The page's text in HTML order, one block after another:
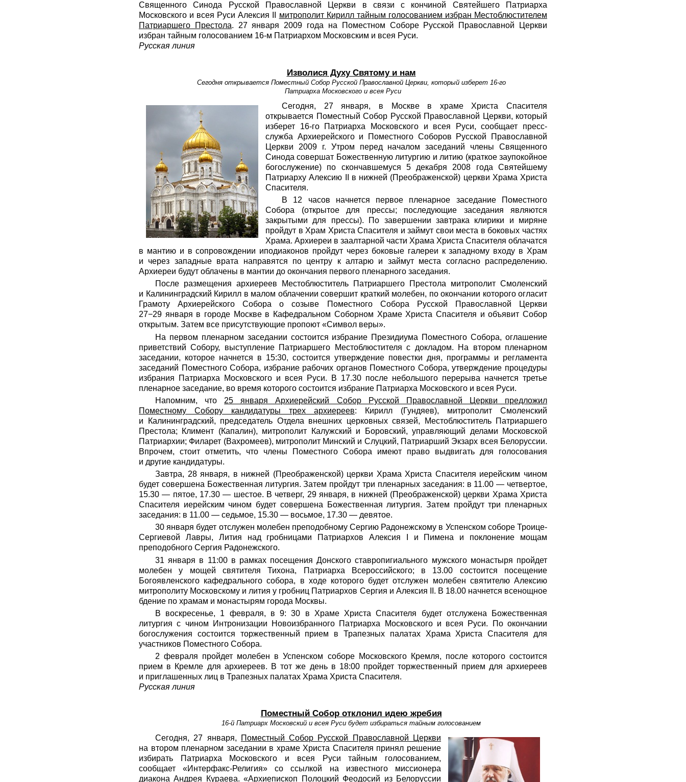
Священного Синода Русской Православной Церкви в связи с кончиной Святейшего Патриарха
Московского и всея Руси Алексия II митрополит Кирилл тайным голосованием избран Местоблюстителем
Патриаршего Престола. 27 января 2009 года на Поместном Соборе Русской Православной Церкви
избран тайным голосованием 16-м Патриархом Московским и всея Руси.
Русская линия
Изволися Духу Святому и нам
Сегодня открывается Поместный Собор Русской Православной Церкви, который изберет 16-го
Патриарха Московского и всея Руси
Сегодня, 27 января, в Москве в храме Христа Спасителя
открывается Поместный Собор Русской Православной Церкви, который
изберет 16-го Патриарха Московского и всея Руси, сообщает пресс-
служба Архиерейского и Поместного Соборов Русской Православной
Церкви 2009 г. Утром перед началом заседаний члены Священного
Синода совершат Божественную литургию и литию (краткое заупокойное
богослужение) по скончавшемуся 5 декабря 2008 года Святейшему
Патриарху Алексию II в нижней (Преображенской) церкви Храма Христа
Спасителя.
В 12 часов начнется первое пленарное заседание Поместного
Собора (открытое для прессы; последующие заседания являются
закрытыми для прессы). По завершении завтрака клирики и миряне
пройдут в Храм Христа Спасителя и займут свои места в боковых частях
Храма. Архиереи в заалтарной части Храма Христа Спасителя облачатся
в мантию и в сопровождении иподиаконов пройдут через боковые галереи к западному входу в Храм
и через западные врата направятся по центру к алтарю и займут места согласно распределению.
Архиереи будут облачены в мантии до окончания первого пленарного заседания.
После размещения архиереев Местоблюститель Патриаршего Престола митрополит Смоленский
и Калининградский Кирилл в малом облачении совершит краткий молебен, по окончании которого огласит
Грамоту Архиерейского Собора о созыве Поместного Собора Русской Православной Церкви
27−29 января в городе Москве в Кафедральном Соборном Храме Христа Спасителя и объявит Собор
открытым. Затем все присутствующие пропоют «Символ веры».
На первом пленарном заседании состоится избрание Президиума Поместного Собора, оглашение
приветствий Собору, выступление Патриаршего Местоблюстителя с докладом. На втором пленарном
заседании, которое начнется в 15:30, состоится утверждение повестки дня, программы и регламента
заседаний Поместного Собора, избрание рабочих органов Поместного Собора, утверждение процедуры
избрания Патриарха Московского и всея Руси. В 17.30 после небольшого перерыва начнется третье
пленарное заседание, во время которого состоится избрание Патриарха Московского и всея Руси.
Напомним, что 25 января Архиерейский Собор Русской Православной Церкви предложил
Поместному Собору кандидатуры трех архиереев: Кирилл (Гундяев), митрополит Смоленский
и Калининградский, председатель Отдела внешних церковных связей, Местоблюститель Патриаршего
Престола; Климент (Капалин), митрополит Калужский и Боровский, управляющий делами Московской
Патриархии; Филарет (Вахромеев), митрополит Минский и Слуцкий, Патриарший Экзарх всея Белоруссии.
Впрочем, стоит отметить, что члены Поместного Собора имеют право выдвигать для голосования
и другие кандидатуры.
Завтра, 28 января, в нижней (Преображенской) церкви Храма Христа Спасителя иерейским чином
будет совершена Божественная литургия. Затем пройдут три пленарных заседания: в 11.00 — четвертое,
15.30 — пятое, 17.30 — шестое. В четверг, 29 января, в нижней (Преображенской) церкви Храма Христа
Спасителя иерейским чином будет совершена Божественная литургия. Затем пройдут три пленарных
заседания: в 11.00 — седьмое, 15.30 — восьмое, 17.30 — девятое.
30 января будет отслужен молебен преподобному Сергию Радонежскому в Успенском соборе Троице-
Сергиевой Лавры, Лития над гробницами Патриархов Алексия I и Пимена и поклонение мощам
преподобного Сергия Радонежского.
31 января в 11:00 в рамках посещения Донского ставропигиального мужского монастыря пройдет
молебен у мощей святителя Тихона, Патриарха Всероссийского; в 13.00 состоится посещение
Богоявленского кафедрального собора, в ходе которого будет отслужен молебен святителю Алексию
митрополиту Московскому и лития у гробниц Патриархов Сергия и Алексия II. В 18.00 начнется всенощное
бдение по храмам и монастырям города Москвы.
В воскресенье, 1 февраля, в 9: 30 в Храме Христа Спасителя будет отслужена Божественная
литургия с чином Интронизации Новоизбранного Патриарха Московского и всея Руси. По окончании
богослужения состоится торжественный прием в Трапезных палатах Храма Христа Спасителя для
участников Поместного Собора.
2 февраля пройдет молебен в Успенском соборе Московского Кремля, после которого состоится
прием в Кремле для архиереев. В тот же день в 18:00 пройдет торжественный прием для архиереев
и приглашенных лиц в Трапезных палатах Храма Христа Спасителя.
Русская линия
Поместный Собор отклонил идею жребия
16-й Патриарх Московский и всея Руси будет избираться тайным голосованием
Сегодня, 27 января,
Поместный Собор Русской Православной Церкви
на втором пленарном заседании в храме Христа Спасителя принял решение
избирать Патриарха Московского и всея Руси тайным голосованием,
сообщает «Интерфакс-Религия» со ссылкой на известного миссионера
диакона Андрея Кураева. «Архиепископ Полоцкий Феодосий из Белоруссии